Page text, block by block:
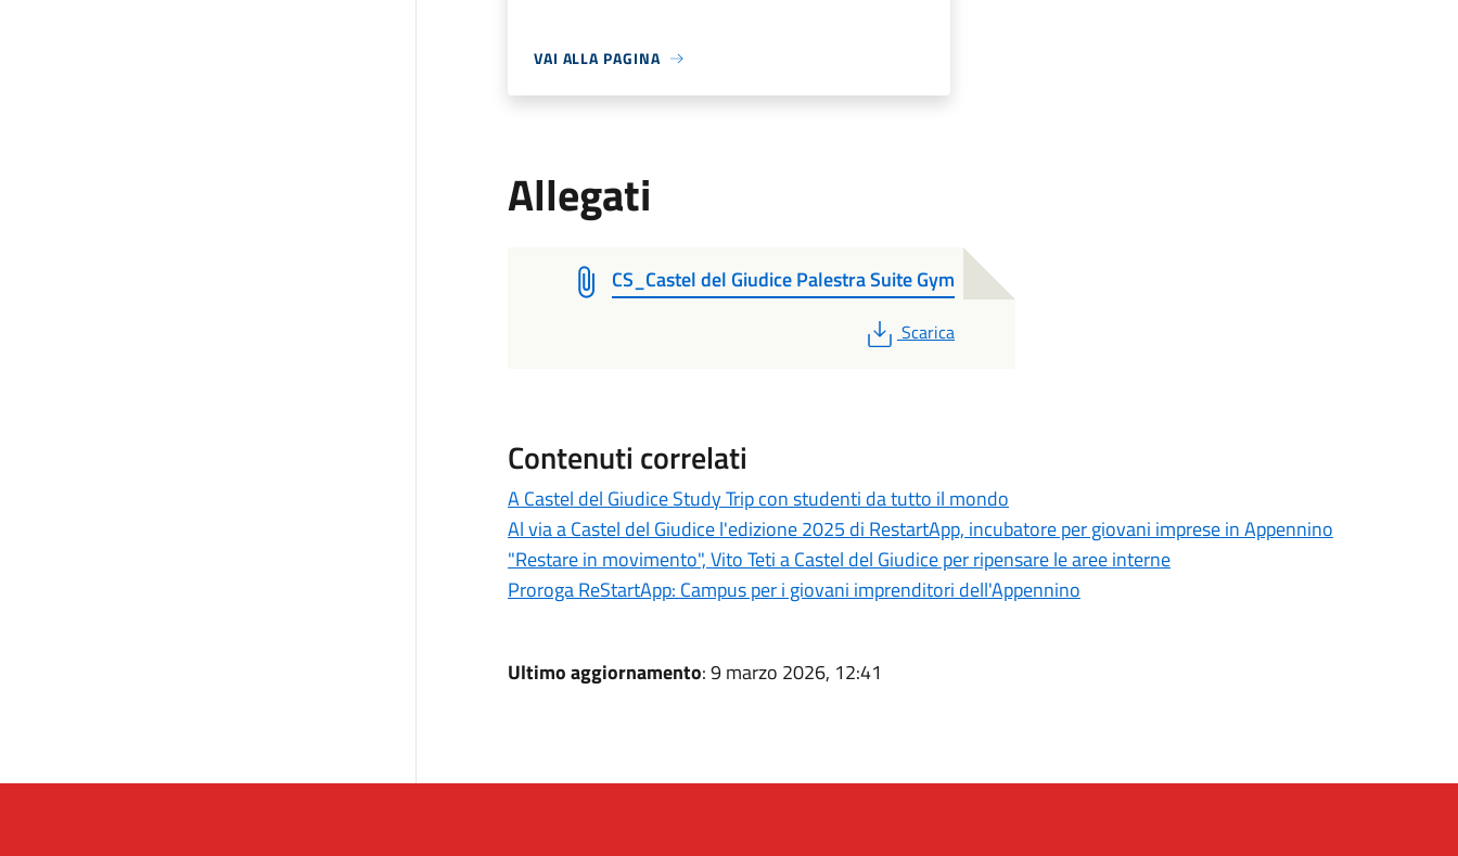
VAI ALLA PAGINA
Allegati
CS_Castel del Giudice Palestra Suite Gym
PDF
Scarica
Contenuti correlati
A Castel del Giudice Study Trip con studenti da tutto il mondo
Al via a Castel del Giudice l'edizione 2025 di RestartApp, incubatore per giovani imprese in Appennino
"Restare in movimento", Vito Teti a Castel del Giudice per ripensare le aree interne
Proroga ReStartApp: Campus per i giovani imprenditori dell'Appennino
Ultimo aggiornamento: 9 marzo 2026, 12:41